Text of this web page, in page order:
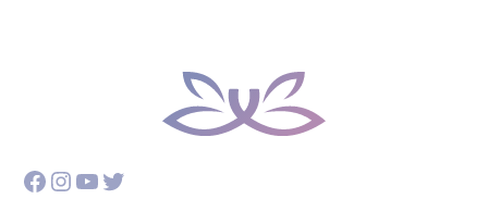
Facebook
Instagram
YouTube
Twitter